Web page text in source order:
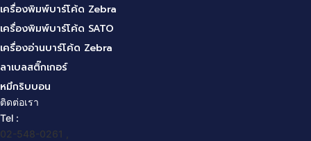
เครื่องพิมพ์บาร์โค้ด Zebra
เครื่องพิมพ์บาร์โค้ด SATO
เครื่องอ่านบาร์โค้ด Zebra
ลาเบลสติ๊กเกอร์
หมึกริบบอน
ติดต่อเรา
Tel :
02-548-0261 ,